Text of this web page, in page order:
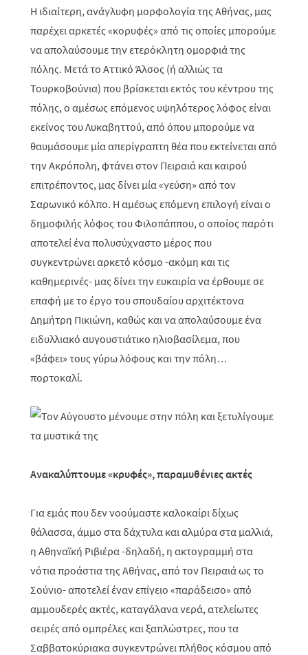
Η ιδιαίτερη, ανάγλυφη μορφολογία της Αθήνας, μας
παρέχει αρκετές «κορυφές» από τις οποίες μπορούμε
να απολαύσουμε την ετερόκλητη ομορφιά της
πόλης. Μετά το Αττικό Άλσος (ή αλλιώς τα
Τουρκοβούνια) που βρίσκεται εκτός του κέντρου της
πόλης, ο αμέσως επόμενος υψηλότερος λόφος είναι
εκείνος του Λυκαβηττού, από όπου μπορούμε να
θαυμάσουμε μία απερίγραπτη θέα που εκτείνεται από
την Ακρόπολη, φτάνει στον Πειραιά και καιρού
επιτρέποντος, μας δίνει μία «γεύση» από τον
Σαρωνικό κόλπο. Η αμέσως επόμενη επιλογή είναι ο
δημοφιλής λόφος του Φιλοπάππου, ο οποίος παρότι
αποτελεί ένα πολυσύχναστο μέρος που
συγκεντρώνει αρκετό κόσμο -ακόμη και τις
καθημερινές- μας δίνει την ευκαιρία να έρθουμε σε
επαφή με το έργο του σπουδαίου αρχιτέκτονα
Δημήτρη Πικιώνη, καθώς και να απολαύσουμε ένα
ειδυλλιακό αυγουστιάτικο ηλιοβασίλεμα, που
«βάφει» τους γύρω λόφους και την πόλη…
πορτοκαλί.
Ανακαλύπτουμε «κρυφές», παραμυθένιες ακτές
Για εμάς που δεν νοούμαστε καλοκαίρι δίχως
θάλασσα, άμμο στα δάχτυλα και αλμύρα στα μαλλιά,
η Αθηναϊκή Ριβιέρα -δηλαδή, η ακτογραμμή στα
νότια προάστια της Αθήνας, από τον Πειραιά ως το
Σούνιο- αποτελεί έναν επίγειο «παράδεισο» από
αμμουδερές ακτές, καταγάλανα νερά, ατελείωτες
σειρές από ομπρέλες και ξαπλώστρες, που τα
Σαββατοκύριακα συγκεντρώνει πλήθος κόσμου από